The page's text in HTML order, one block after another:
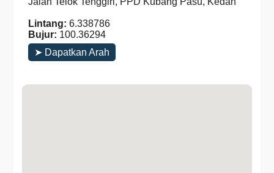
Lintang: 6.338786
Bujur: 100.36294
➤ Dapatkan Arah